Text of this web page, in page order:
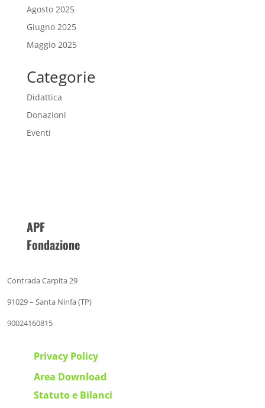
Agosto 2025
Giugno 2025
Maggio 2025
Categorie
Didattica
Donazioni
Eventi
APF
Fondazione
Contrada Carpita 29
91029 – Santa Ninfa (TP)
90024160815
Privacy Policy
Area Download
Statuto e Bilanci